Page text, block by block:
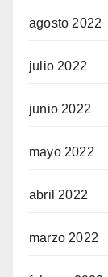
agosto 2022
julio 2022
junio 2022
mayo 2022
abril 2022
marzo 2022